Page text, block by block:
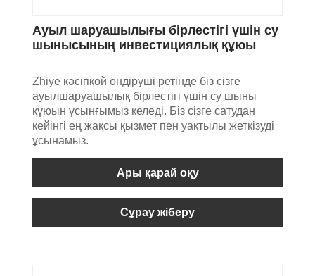
Ауыл шаруашылығы бірлестігі үшін су
шынысының инвестициялық құюы
Zhiye кәсіпқой өндіруші ретінде біз сізге
ауылшаруашылық бірлестігі үшін су шыны
құюын ұсынғымыз келеді. Біз сізге сатудан
кейінгі ең жақсы қызмет пен уақтылы жеткізуді
ұсынамыз.
Ары қарай оқу
Сұрау жіберу